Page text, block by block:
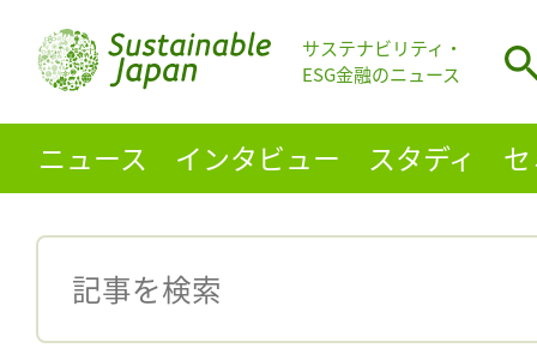
サステナビリティ・
ESG金融のニュース
ニュース インタビュー スタディ